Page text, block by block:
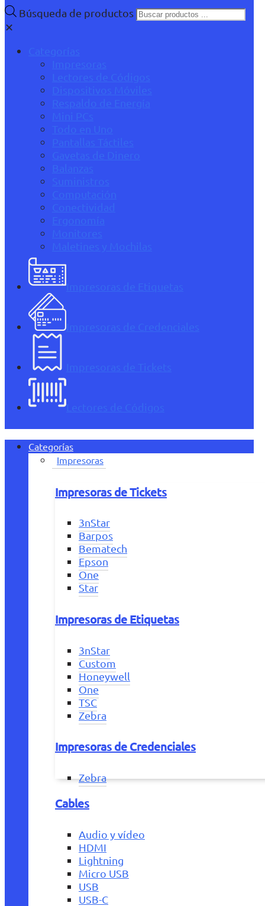
Búsqueda de productos
✕
Categorías
Impresoras
Lectores de Códigos
Dispositivos Móviles
Respaldo de Energía
Mini PCs
Todo en Uno
Pantallas Táctiles
Gavetas de Dinero
Balanzas
Suministros
Computación
Conectividad
Ergonomía
Monitores
Maletines y Mochilas
Impresoras de Etiquetas
Impresoras de Credenciales
Impresoras de Tickets
Lectores de Códigos
Categorías
Impresoras
Impresoras de Tickets
3nStar
Barpos
Bematech
Epson
One
Star
Impresoras de Etiquetas
3nStar
Custom
Honeywell
One
TSC
Zebra
Impresoras de Credenciales
Zebra
Cables
Audio y vídeo
HDMI
Lightning
Micro USB
USB
USB-C